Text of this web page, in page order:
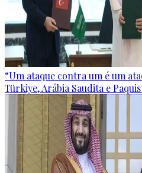
“Um ataque contra um é um
Türkiye, Arábia Saudita e